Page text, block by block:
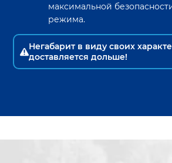
максимальной
режима.
Негабарит в виду своих
доставляется дольше!